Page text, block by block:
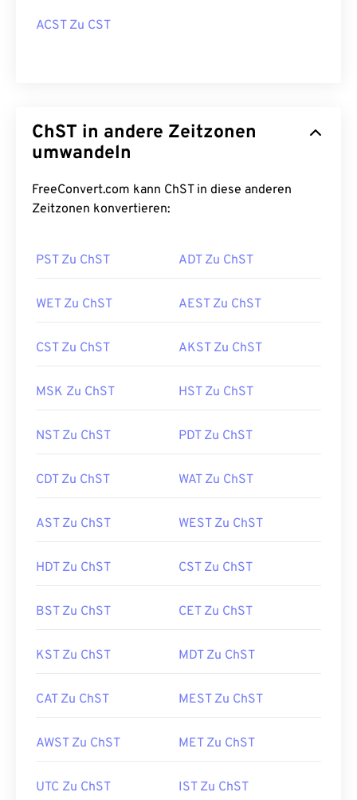
ACST Zu CST
ChST in andere Zeitzonen
umwandeln
FreeConvert.com kann ChST in diese anderen
Zeitzonen konvertieren:
PST Zu ChST ADT Zu ChST
WET Zu ChST AEST Zu ChST
CST Zu ChST AKST Zu ChST
MSK Zu ChST HST Zu ChST
NST Zu ChST PDT Zu ChST
CDT Zu ChST WAT Zu ChST
AST Zu ChST WEST Zu ChST
HDT Zu ChST CST Zu ChST
BST Zu ChST CET Zu ChST
KST Zu ChST MDT Zu ChST
CAT Zu ChST MEST Zu ChST
AWST Zu ChST MET Zu ChST
UTC Zu ChST IST Zu ChST